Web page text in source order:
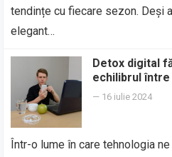
tendințe cu fiecare sezon. Deși
elegant…
Detox digital
echilibrul
— 16 iulie 2024
Într-o lume în care tehnologia